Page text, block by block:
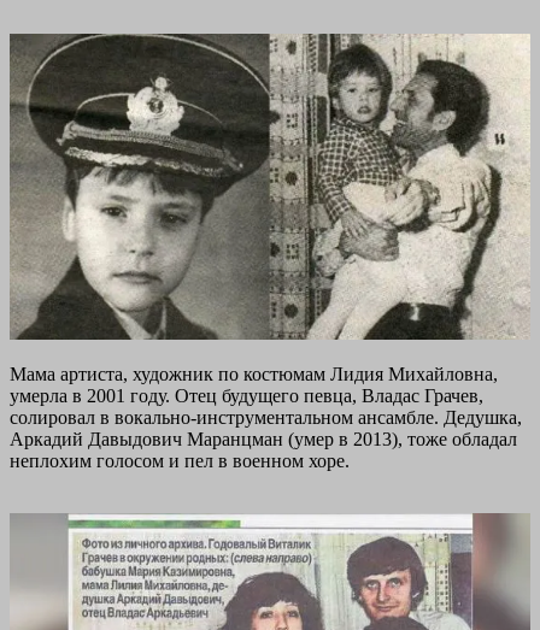
Мама артиста, художник по костюмам Лидия Михайловна,
умерла в 2001 году. Отец будущего певца, Владас Грачев,
солировал в вокально-инструментальном ансамбле. Дедушка,
Аркадий Давыдович Маранцман (умер в 2013), тоже обладал
неплохим голосом и пел в военном хоре.